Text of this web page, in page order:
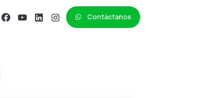
Contáctanos